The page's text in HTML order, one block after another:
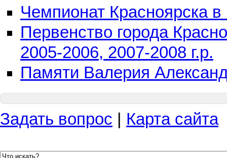
Чемпионат Красноярска
Первенство города
2005-2006, 2007-2008 г.р.
Памяти Валерия
Задать вопрос Карта сайта